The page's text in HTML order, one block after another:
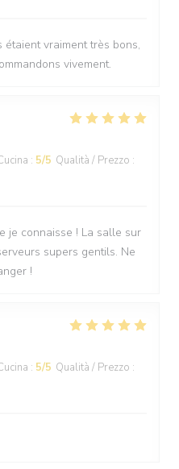
vraiment très bons,
vivement.
: 5/5 Qualità / Prezzo :
je connaisse ! La salle sur
supers gentils. Ne
!
: 5/5 Qualità / Prezzo :